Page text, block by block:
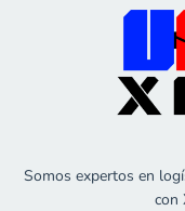
Somos expertos en
con